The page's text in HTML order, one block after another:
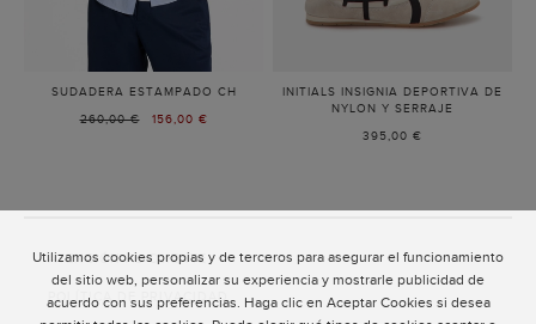
Utilizamos cookies propias y de terceros para asegurar el funcionamiento
del sitio web, personalizar su experiencia y mostrarle publicidad de
acuerdo con sus preferencias. Haga clic en Aceptar Cookies si desea
SUDADERA ESTAMPADO CH
PRECIO
260,00 €
PRECIO
156,00 €
INITIALS INSIGNIA DEPORTIVA DE
NYLON Y SERRAJE
395,00 €
ATENCIÓN AL CLIENTE
POLÍTICA DE PRIVACIDAD